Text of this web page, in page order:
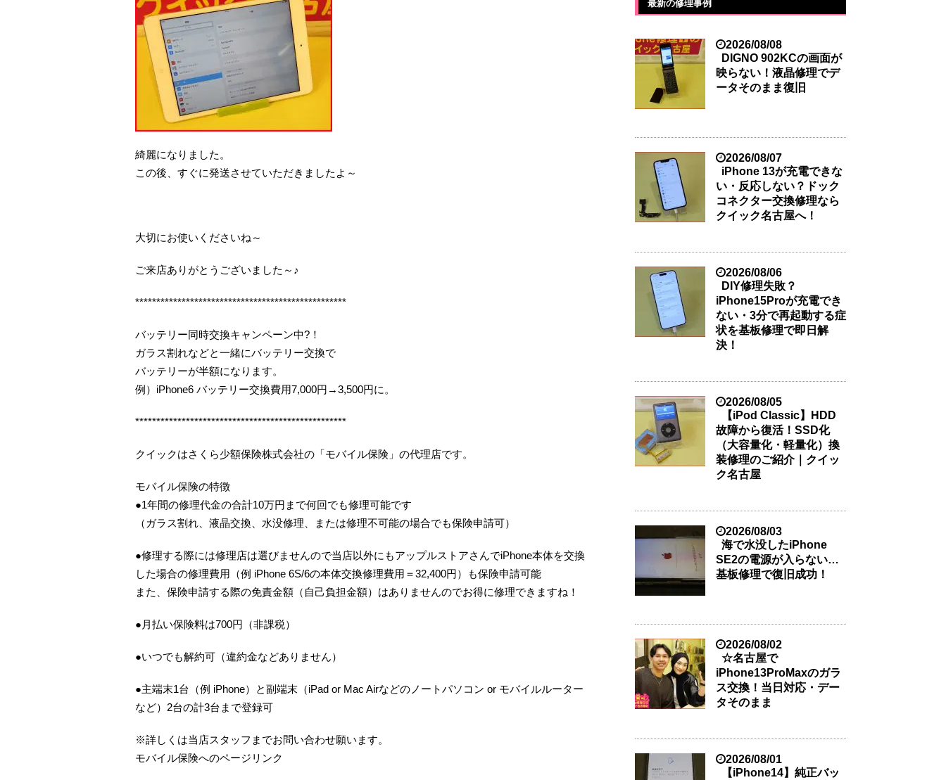
綺麗になりました。
この後、すぐに発送させていただきましたよ～
大切にお使いくださいね～
ご来店ありがとうございました～♪
**************************************************
バッテリー同時交換キャンペーン中?！
ガラス割れなどと一緒にバッテリー交換で
バッテリーが半額になります。
例）iPhone6 バッテリー交換費用7,000円→3,500円に。
**************************************************
クイックはさくら少額保険株式会社の「モバイル保険」の代理店です。
モバイル保険の特徴
●1年間の修理代金の合計10万円まで何回でも修理可能です
（ガラス割れ、液晶交換、水没修理、または修理不可能の場合でも保険申請可）
●修理する際には修理店は選びませんので当店以外にもアップルストアさんでiPhone本体を交換
した場合の修理費用（例 iPhone 6S/6の本体交換修理費用＝32,400円）も保険申請可能
また、保険申請する際の免責金額（自己負担金額）はありませんのでお得に修理できますね！
●月払い保険料は700円（非課税）
●いつでも解約可（違約金などありません）
●主端末1台（例 iPhone）と副端末（iPad or Mac Airなどのノートパソコン or モバイルルーター
など）2台の計3台まで登録可
※詳しくは当店スタッフまでお問い合わせ願います。
モバイル保険へのページリンク
最新の修理事例
2026/08/08
DIGNO 902KCの画面が
映らない！液晶修理でデ
ータそのまま復旧
2026/08/07
iPhone 13が充電できな
い・反応しない？ドック
コネクター交換修理なら
クイック名古屋へ！
2026/08/06
DIY修理失敗？
iPhone15Proが充電でき
ない・3分で再起動する症
状を基板修理で即日解
決！
2026/08/05
【iPod Classic】HDD
故障から復活！SSD化
（大容量化・軽量化）換
装修理のご紹介｜クイッ
ク名古屋
2026/08/03
海で水没したiPhone
SE2の電源が入らない…
基板修理で復旧成功！
2026/08/02
☆名古屋で
iPhone13ProMaxのガラ
ス交換！当日対応・デー
タそのまま
2026/08/01
【iPhone14】純正バッ